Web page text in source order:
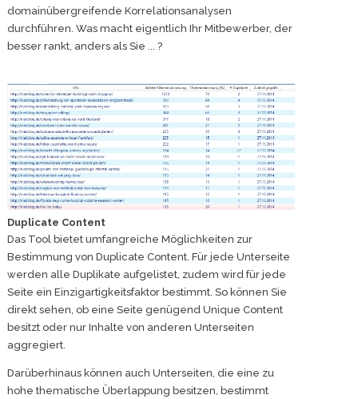
domainübergreifende Korrelationsanalysen
durchführen. Was macht eigentlich Ihr Mitbewerber, der
besser rankt, anders als Sie ... ?
Duplicate Content
Das Tool bietet umfangreiche Möglichkeiten zur
Bestimmung von Duplicate Content. Für jede Unterseite
werden alle Duplikate aufgelistet, zudem wird für jede
Seite ein Einzigartigkeitsfaktor bestimmt. So können Sie
direkt sehen, ob eine Seite genügend Unique Content
besitzt oder nur Inhalte von anderen Unterseiten
aggregiert.
Darüberhinaus können auch Unterseiten, die eine zu
hohe thematische Überlappung besitzen, bestimmt